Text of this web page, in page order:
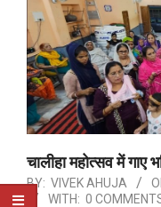
चालीहा महोत्सव में
BY: VIVEK AHUJA
WITH: 0